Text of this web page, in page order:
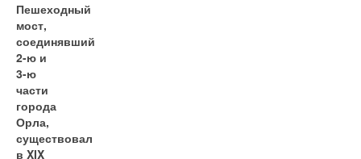
Пешеходный
мост,
соединявший
2-ю и
3-ю
части
города
Орла,
существовал
в XIX